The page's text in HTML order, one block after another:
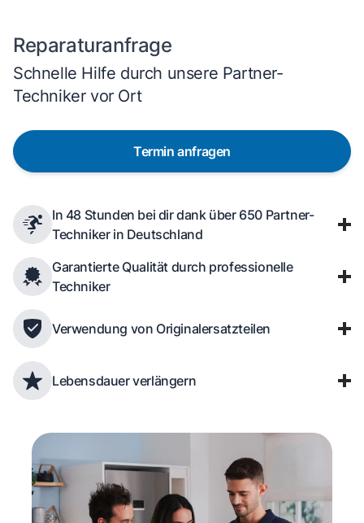
Reparaturanfrage
Schnelle Hilfe durch unsere Partner-
Techniker vor Ort
Termin anfragen
In 48 Stunden bei dir dank über 650 Partner-
Techniker in Deutschland
Garantierte Qualität durch professionelle
Techniker
Verwendung von Originalersatzteilen
Lebensdauer verlängern